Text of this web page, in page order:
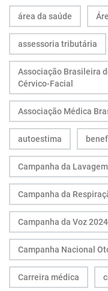
área da saúde
assessoria tributária
Associação Brasileira
Cérvico-Facial
Associação Médica
autoestima
Campanha da
Campanha da
Campanha da Voz 2024
Campanha Nacional
Carreira médica